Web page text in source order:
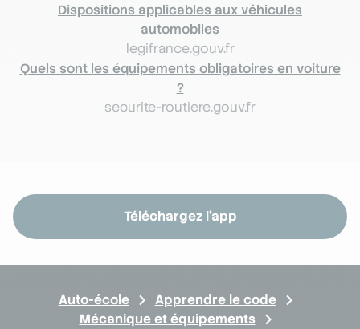
Dispositions applicables aux véhicules
automobiles
legifrance.gouv.fr
Quels sont les équipements obligatoires en voiture
?
securite-routiere.gouv.fr
Téléchargez l'app
Auto-école
Apprendre le code
Mécanique et équipements